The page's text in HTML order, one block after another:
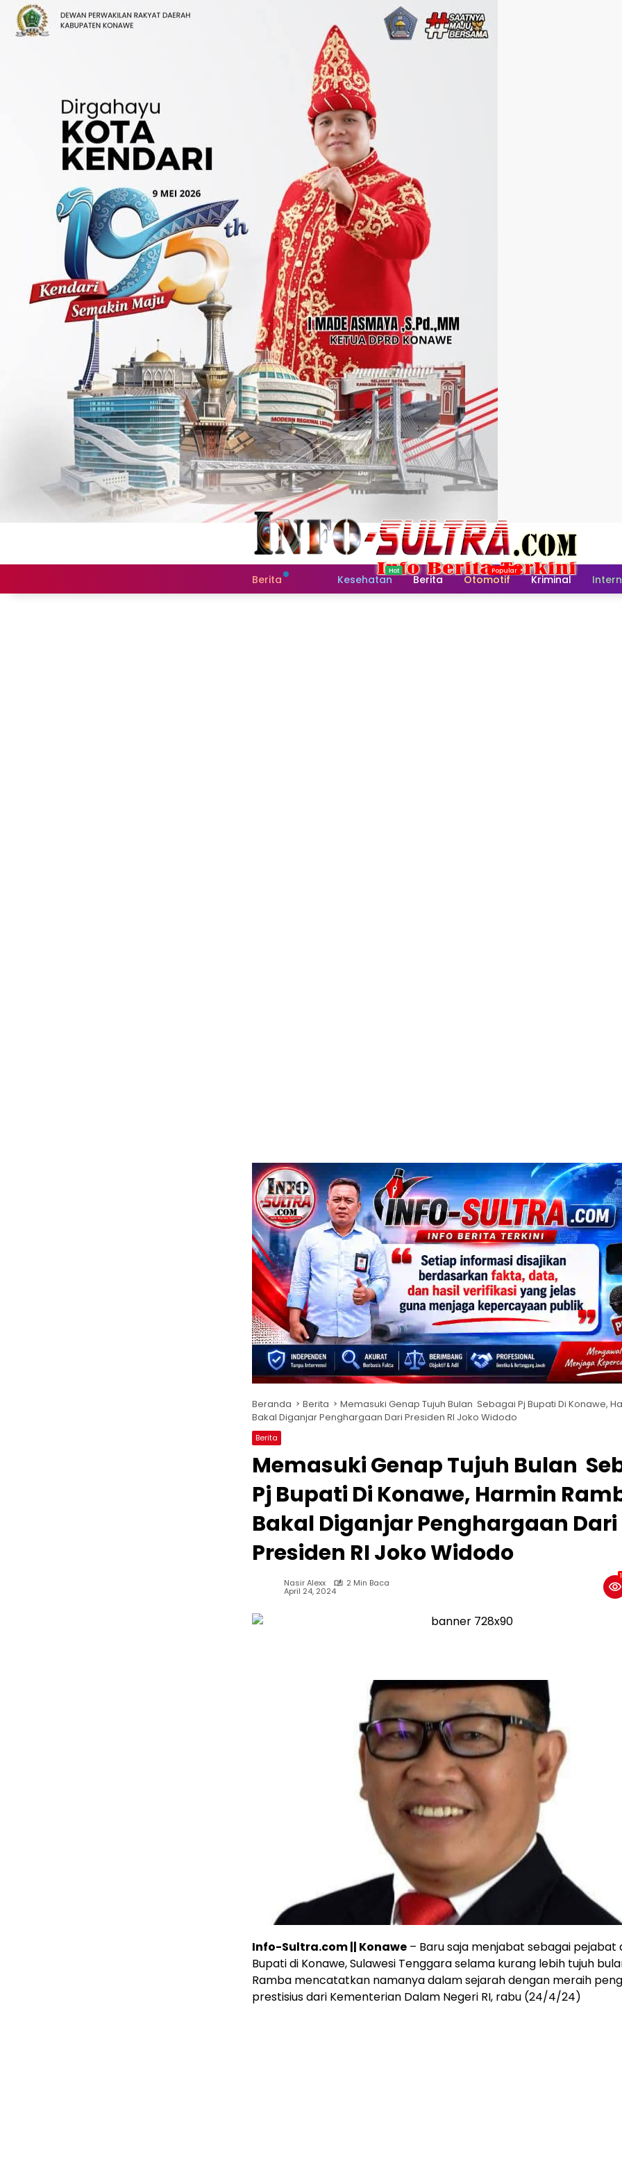
Berita HomeKesehatan Berita Otomotif Kriminal
Beranda Berita
Memasuki Genap Tujuh Bulan Sebagai Pj Bupati Di Konawe,
Bakal Diganjar Penghargaan Dari Presiden RI Joko Widodo
Berita
Memasuki Genap Tujuh Bulan
Pj Bupati Di Konawe, Harmin
Bakal Diganjar Penghargaan Dari
Presiden RI Joko Widodo
Nasir Alexx 2 Min Baca
April 24, 2024
Info-Sultra.com || Konawe – Baru saja menjabat sebagai pejabat
Bupati di Konawe, Sulawesi Tenggara selama kurang lebih tujuh
Ramba mencatatkan namanya dalam sejarah dengan meraih
prestisius dari Kementerian Dalam Negeri RI, rabu (24/4/24)